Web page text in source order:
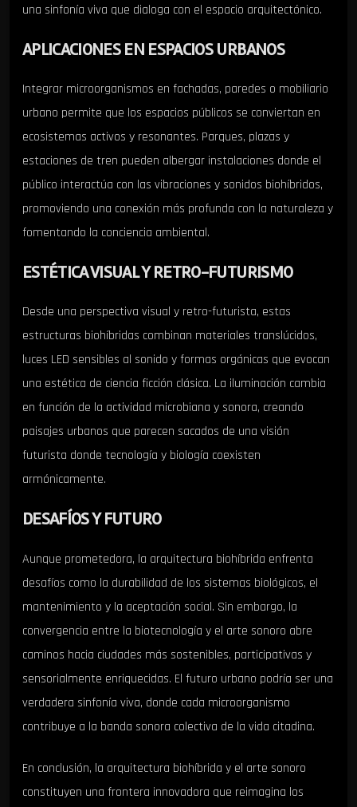
una sinfonía viva que dialoga con el espacio arquitectónico.
APLICACIONES EN ESPACIOS URBANOS
Integrar microorganismos en fachadas, paredes o mobiliario
urbano permite que los espacios públicos se conviertan en
ecosistemas activos y resonantes. Parques, plazas y
estaciones de tren pueden albergar instalaciones donde el
público interactúa con las vibraciones y sonidos biohíbridos,
promoviendo una conexión más profunda con la naturaleza y
fomentando la conciencia ambiental.
ESTÉTICA VISUAL Y RETRO-FUTURISMO
Desde una perspectiva visual y retro-futurista, estas
estructuras biohíbridas combinan materiales translúcidos,
luces LED sensibles al sonido y formas orgánicas que evocan
una estética de ciencia ficción clásica. La iluminación cambia
en función de la actividad microbiana y sonora, creando
paisajes urbanos que parecen sacados de una visión
futurista donde tecnología y biología coexisten
armónicamente.
DESAFÍOS Y FUTURO
Aunque prometedora, la arquitectura biohíbrida enfrenta
desafíos como la durabilidad de los sistemas biológicos, el
mantenimiento y la aceptación social. Sin embargo, la
convergencia entre la biotecnología y el arte sonoro abre
caminos hacia ciudades más sostenibles, participativas y
sensorialmente enriquecidas. El futuro urbano podría ser una
verdadera sinfonía viva, donde cada microorganismo
contribuye a la banda sonora colectiva de la vida citadina.
En conclusión, la arquitectura biohíbrida y el arte sonoro
constituyen una frontera innovadora que reimagina los